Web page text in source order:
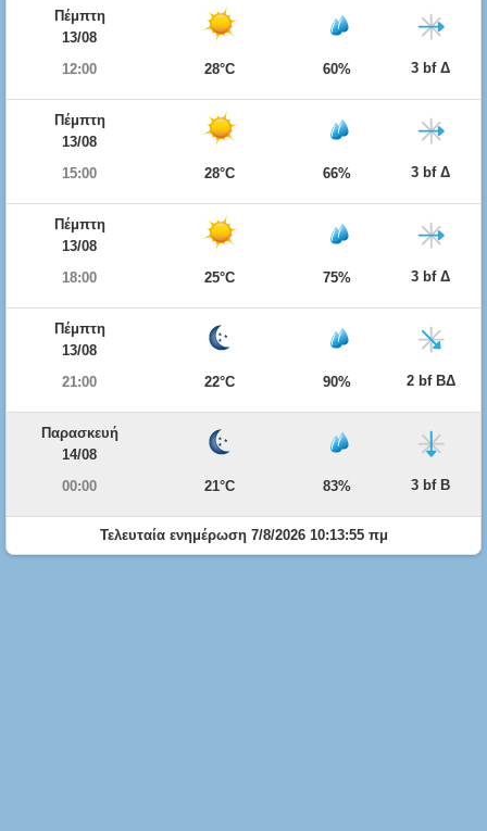
Πέμπτη
13/08
12:00
28°C 60% 3 bf Δ
Πέμπτη
13/08
15:00
28°C 66% 3 bf Δ
Πέμπτη
13/08
18:00
25°C 75% 3 bf Δ
Πέμπτη
13/08
21:00
22°C 90% 2 bf ΒΔ
Παρασκευή
14/08
00:00
21°C 83% 3 bf Β
Τελευταία ενημέρωση 7/8/2026 10:13:55 πμ